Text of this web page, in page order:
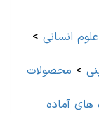
انسانی >
> محصولات
های آماده